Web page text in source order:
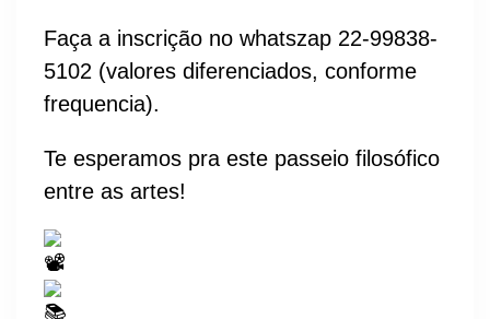
Faça a inscrição no whatszap 22-99838-
5102 (valores diferenciados, conforme
frequencia).
Te esperamos pra este passeio filosófico
entre as artes!